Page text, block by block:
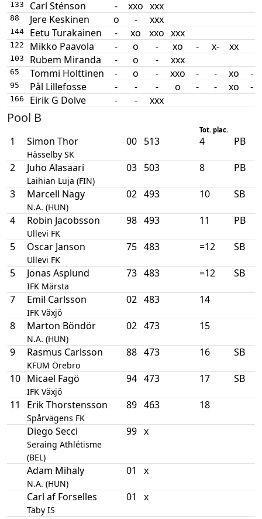
133 Carl Sténson - xxo xxx
88 Jere Keskinen o - xxx
144 Eetu Turakainen - xo xxo xxx
122 Mikko Paavola - o - xo - x- xx
103 Rubem Miranda - o - xxx
65 Tommi Holttinen - o - xxo - - xo -
95 Pål Lillefosse - - - o - - xo -
166 Eirik G Dolve - - xxx
Pool B
Tot. plac.
1 Simon Thor
Hässelby SK
00 513 4 PB
2 Juho Alasaari
Laihian Luja (FIN)
03 503 8 PB
3 Marcell Nagy
N.A. (HUN)
02 493 10 SB
4 Robin Jacobsson
Ullevi FK
98 493 11 PB
5 Oscar Janson
Ullevi FK
75 483 =12 SB
5 Jonas Asplund
IFK Märsta
73 483 =12 SB
7 Emil Carlsson
IFK Växjö
02 483 14
8 Marton Böndör
N.A. (HUN)
02 473 15
9 Rasmus Carlsson
KFUM Örebro
88 473 16 SB
10 Micael Fagö
IFK Växjö
94 473 17 SB
11 Erik Thorstensson
Spårvägens FK
89 463 18
Diego Secci
Seraing Athlétisme
(BEL)
99 x
Adam Mihaly
N.A. (HUN)
01 x
Carl af Forselles
Täby IS
01 x